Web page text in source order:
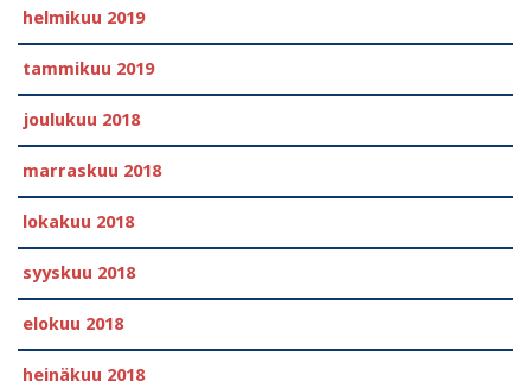
helmikuu 2019
tammikuu 2019
joulukuu 2018
marraskuu 2018
lokakuu 2018
syyskuu 2018
elokuu 2018
heinäkuu 2018